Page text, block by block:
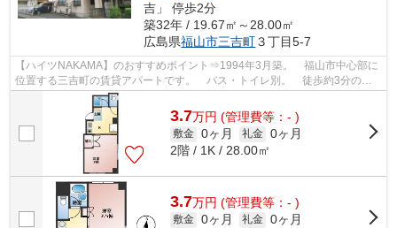
吉」 停歩2分
築32年 / 19.67㎡～28.00㎡
広島県福山市三吉町３丁目5-7
【ハイツNAKAMA】のおすすめポイント⇒1994年3月築。 福山市中心部に
位置する三吉町の賃貸アパートです。 バス・トイレ別。 徒歩約3分のと
ころにはコンビニエンスストア、ドラッグス...
3.7万円 (管理費等：- )
敷金 0ヶ月 礼金 0ヶ月
2階 / 1K / 28.00㎡
3.7万円 (管理費等：- )
敷金 0ヶ月 礼金 0ヶ月